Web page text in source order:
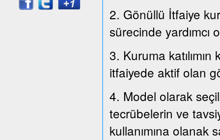
2. Gönüllü İtfaiye
sürecinde
3. Kuruma katılımın
itfaiyede aktif olan
4. Model olarak
tecrübelerin ve
kullanımına olanak